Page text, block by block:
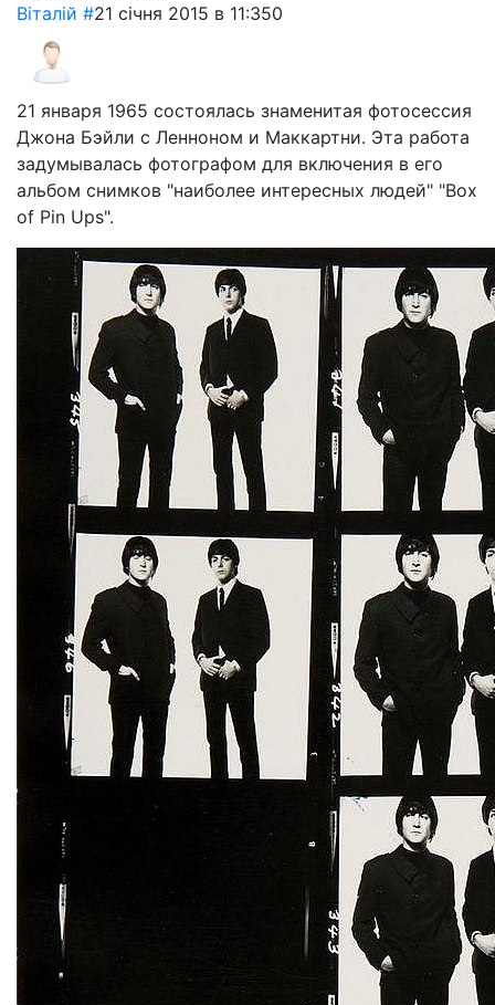
Віталій #21 січня 2015 в 11:350
21 января 1965 состоялась знаменитая фотосессия
Джона Бэйли с Ленноном и Маккартни. Эта работа
задумывалась фотографом для включения в его
альбом снимков "наиболее интересных людей" "Box
of Pin Ups".